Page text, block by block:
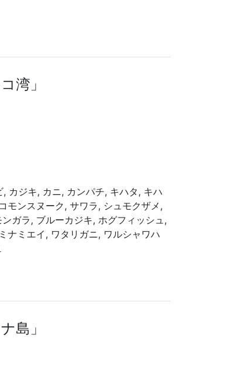
湾」
カジキ, カニ, カンパチ, キハタ, キハ
モンスヌーク, サワラ, シュモクザメ,
ガラ, ブルーカジキ, ホグフィッシュ,
ナミエイ, ワタリガニ, ワルシャワハ
島」